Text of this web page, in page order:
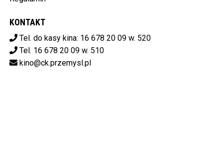
KONTAKT
Tel. do kasy kina: 16 678 20 09 w. 520
Tel. 16 678 20 09 w. 510
kino@ck.przemysl.pl